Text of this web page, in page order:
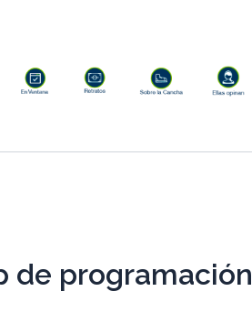
de programación